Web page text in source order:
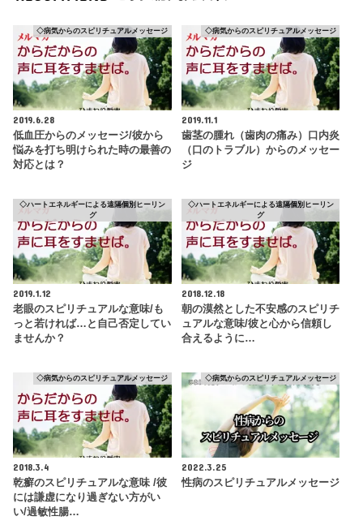
◇病気からのスピリチュアルメッセージ
2019.6.28
低血圧からのメッセージ/彼から
悩みを打ち明けられた時の最善の
対応とは？
◇病気からのスピリチュアルメッセージ
2019.11.1
歯茎の腫れ（歯肉の痛み）口内炎
（口のトラブル）からのメッセー
ジ
◇ハートエネルギーによる遠隔個別ヒーリン
グ
2019.1.12
老眼のスピリチュアルな意味/も
っと若ければ…と自己否定してい
ませんか？
◇ハートエネルギーによる遠隔個別ヒーリン
グ
2018.12.18
朝の漠然とした不安感のスピリチ
ュアルな意味/彼と心から信頼し
合えるように…
◇病気からのスピリチュアルメッセージ
2018.3.4
乾癬のスピリチュアルな意味 /彼
には謙虚になり過ぎない方がい
い/過敏性腸…
◇病気からのスピリチュアルメッセージ
2022.3.25
性病のスピリチュアルメッセージ